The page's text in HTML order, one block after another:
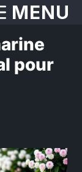
MENU
pour